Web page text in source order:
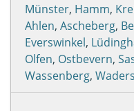
Münster, Hamm,
Ahlen, Ascheberg,
Everswinkel,
Olfen, Ostbevern,
Wassenberg,